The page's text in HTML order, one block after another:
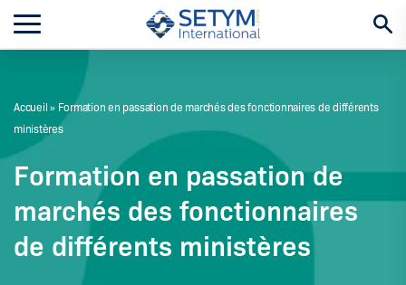
Accueil» Formation en passation de marchés des fonctionnaires de différents
ministères
Formation en passation de
marchés des fonctionnaires
de différents ministères